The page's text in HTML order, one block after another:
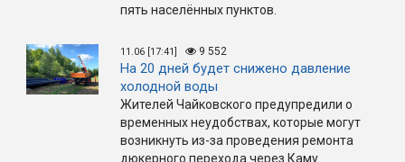
пять населённых пунктов.
11.06 [17:41] 9 552
На 20 дней будет снижено давление
холодной воды
Жителей Чайковского предупредили о
временных неудобствах, которые могут
возникнуть из-за проведения ремонта
дюкерного перехода через Каму.